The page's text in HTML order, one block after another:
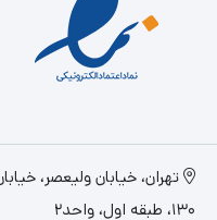
تهران، خيابان وليعصر،
130، طبقه اول، واحد2